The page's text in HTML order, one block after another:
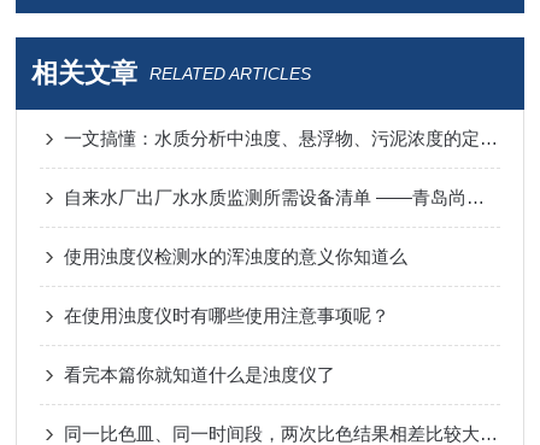
相关文章 RELATED ARTICLES
一文搞懂：水质分析中浊度、悬浮物、污泥浓度的定义、区别与联系
自来水厂出厂水水质监测所需设备清单 ——青岛尚德环保整理发布
使用浊度仪检测水的浑浊度的意义你知道么
在使用浊度仪时有哪些使用注意事项呢？
看完本篇你就知道什么是浊度仪了
同一比色皿、同一时间段，两次比色结果相差比较大的原因